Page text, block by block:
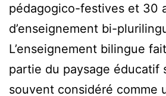
pédagogico-festives et 30
d’enseignement bi-
L’enseignement bilingue
partie du paysage éducatif
souvent considéré comme